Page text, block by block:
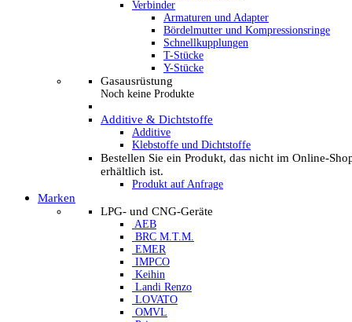
Verbinder
Armaturen und Adapter
Bördelmutter und Kompressionsringe
Schnellkupplungen
T-Stücke
Y-Stücke
Gasausrüstung
Noch keine Produkte
Additive & Dichtstoffe
Additive
Klebstoffe und Dichtstoffe
Bestellen Sie ein Produkt, das nicht im Online-
erhältlich ist.
Produkt auf Anfrage
Marken
LPG- und CNG-Geräte
AEB
BRC M.T.M.
EMER
IMPCO
Keihin
Landi Renzo
LOVATO
OMVL